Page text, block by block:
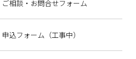
ご相談・お問合せフォーム
申込フォーム（工事中）